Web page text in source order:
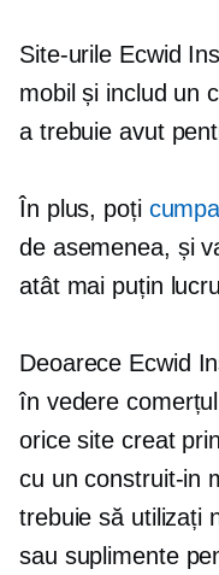
Site-urile Ecwid
mobil și includ un
a trebuie avut
În plus, poți
de asemenea, și
atât mai puțin
Deoarece Ecwid
în vedere
orice site creat
cu unconstruit-in
trebuie să utilizați
sau suplimente